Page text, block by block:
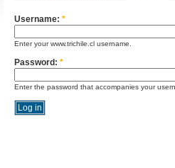
Username: *
Enter your www.trichile.cl username.
Password: *
Enter the password that accompanies your